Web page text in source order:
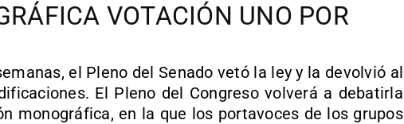
VOTACIÓN UNO POR
el Pleno del Senado vetó la ley y la devolvió al
El Pleno del Congreso volverá a debatirla
monográfica, en la que los portavoces de los grupos